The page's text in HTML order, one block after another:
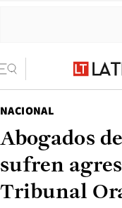
NACIONAL
Abogados
sufren
Tribunal